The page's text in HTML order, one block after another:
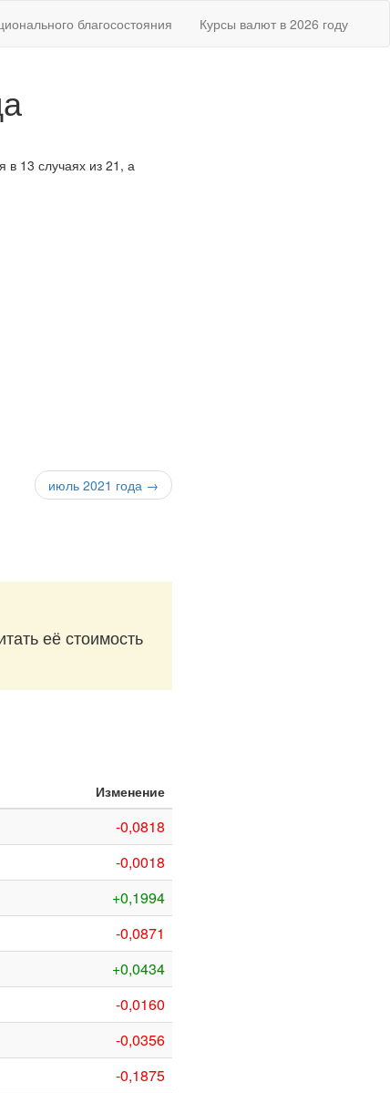
благосостояния Курсы валют в 2026 году
в 13 случаях из 21, а
июль 2021 года →
её стоимость
Изменение
-0,0818
-0,0018
+0,1994
-0,0871
+0,0434
-0,0160
-0,0356
-0,1875